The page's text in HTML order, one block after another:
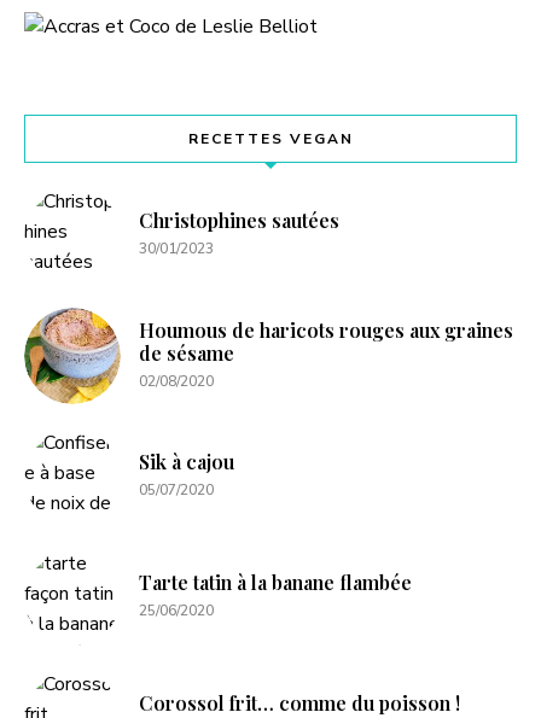
RECETTES VEGAN
Christophines sautées
30/01/2023
Houmous de haricots rouges aux graines
de sésame
02/08/2020
Sik à cajou
05/07/2020
Tarte tatin à la banane flambée
25/06/2020
Corossol frit… comme du poisson !